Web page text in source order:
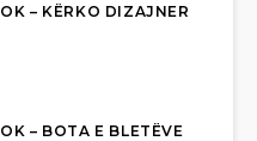
– KËRKO DIZAJNER
– BOTA E BLETËVE